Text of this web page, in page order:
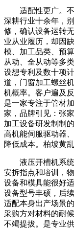
适配性更广。不
深耕行业十余年，
修，确认设备运转
业从业履历，却因
模、加工品类、预
从动、全从动等多
设想专利及数十项
道，门窗加工螺丝
机概率。客户遍及
是一家专注于管材
家，品牌引见：张
加工设备研发制制
高机能伺服驱动器
降低成本。柏坡黄
液压开槽机系统
安拆指点和培训，
设备和模具能很好
设备型号丰硕，后
适配本身出产场景
采购方对材料的耐
不竭提拔。是专业